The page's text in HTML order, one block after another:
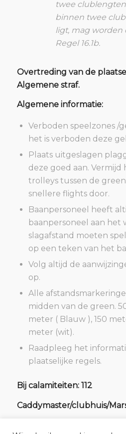
twee
binnen twee
ligt, mag worden
Regel 16.1b.
Overtreding van de
Algemene straf.
Algemene informatie:
Verboden speelzones /
het is verboden deze
Plaats uitgeslagen
deze goed aan.
trolleys tussen de
snellere flights door.
Baanpersoneel heeft
baanpersoneel aan het
slagafstand moeten
op een teken van het
Volg altijd de
op.
Alle
midden van de green.
meter ( Blauw ), 150
meter (wit).
Raadpleeg het
plaatselijke regels.
Bij calamiteiten: 112
Caddymaster/clubhuis/